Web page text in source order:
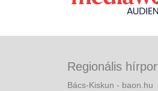
Regionális
Bács-Kiskun - baon.hu